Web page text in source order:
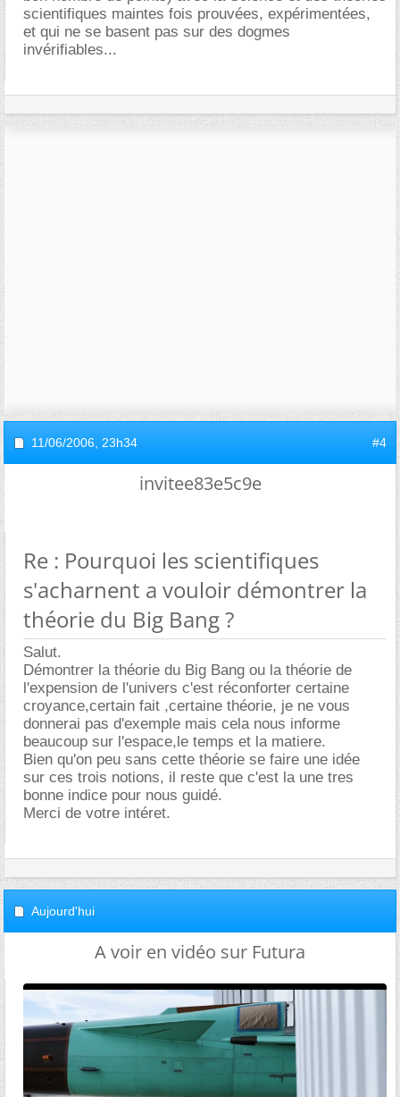
scientifiques maintes fois prouvées, expérimentées,
et qui ne se basent pas sur des dogmes
invérifiables...
11/06/2006, 23h34 #4
invitee83e5c9e
Re : Pourquoi les scientifiques
s'acharnent a vouloir démontrer la
théorie du Big Bang ?
Salut.
Démontrer la théorie du Big Bang ou la théorie de
l'expension de l'univers c'est réconforter certaine
croyance,certain fait ,certaine théorie, je ne vous
donnerai pas d'exemple mais cela nous informe
beaucoup sur l'espace,le temps et la matiere.
Bien qu'on peu sans cette théorie se faire une idée
sur ces trois notions, il reste que c'est la une tres
bonne indice pour nous guidé.
Merci de votre intéret.
Aujourd'hui
A voir en vidéo sur Futura